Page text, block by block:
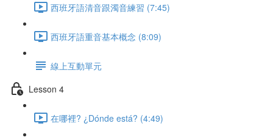
西班牙語清音跟濁音練習 (7:45)
西班牙語重音基本概念 (8:09)
線上互動單元
Lesson 4
在哪裡? ¿Dónde está? (4:49)